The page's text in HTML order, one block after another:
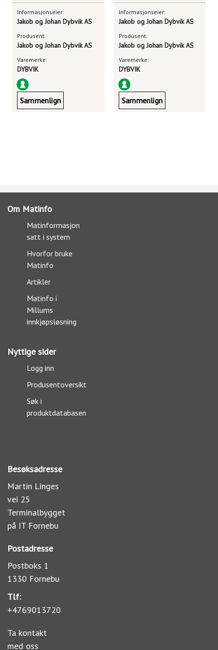
Informasjonseier:
Jakob og Johan Dybvik AS
Produsent:
Jakob og Johan Dybvik AS
Varemerke:
DYBVIK
Sammenlign
Informasjonseier:
Jakob og Johan Dybvik AS
Produsent:
Jakob og Johan Dybvik AS
Varemerke:
DYBVIK
Sammenlign
Om Matinfo
Matinformasjon
satt i system
Hvorfor bruke
Matinfo
Artikler
Matinfo i
Millums
innkjøpsløsning
Nyttige sider
Logg inn
Produsentoversikt
Søk i
produktdatabasen
Besøksadresse
Martin Linges
vei 25
Terminalbygget
på IT Fornebu
Postadresse
Postboks 1
1330 Fornebu
Tlf:
+4769013720
Ta kontakt
med oss